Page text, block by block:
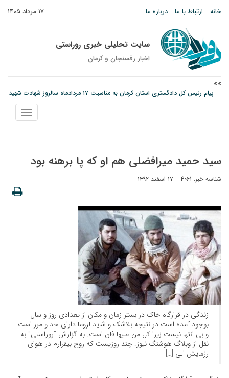
۱۷ مرداد ۱۴۰۵ خانه ارتباط با ما درباره ما
سایت تحلیلی خبری روراستی
اخبار رفسنجان و كرمان
پیام رئیس کل دادگستری استان کرمان به مناسبت ۱۷ مردادماه سالروز شهادت شهید
نمایش
منو
سید حمید میرافضلی هم او که پا برهنه بود
شناسه خبر: 4061 ۱۷ اسفند ۱۳۹۲
زندگی در قرارگاه خاک در بستر زمان و مکان از تعدادی روز و سال
بوجود آمده است در نتیجه بلاشک و شاید لزوما دارای حد و مرز است
و بی انتها نیست زیرا کل من علیها فان است. به گزارش “روراستی” به
نقل از وبلاگ هوشنگ نیوز: چند روزیست که روح بیقرارم در هوای
رزمایش الی […]